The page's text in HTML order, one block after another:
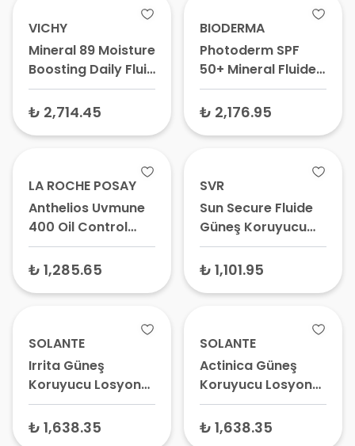
VICHY
Mineral 89 Moisture
Boosting Daily Fluid
SPF 50+ Güneş
Koruyucu
₺ 2,714.45
BIODERMA
Photoderm SPF
50+ Mineral Fluide
Hassas Ciltler için
Güneş Koruyucu
₺ 2,176.95
LA ROCHE POSAY
Anthelios Uvmune
400 Oil Control
Yağlı Karma ve
Hassas Ciltler için
Tinted Fluid Renkli
SPF50+ 50 ml -
Yağlı ve Karma
Ciltler İçin Güneş
Koruyucu Krem,
SPF50+ Güneş
Kremi
₺ 1,285.65
SVR
Sun Secure Fluide
Güneş Koruyucu
Krem Spf50+ 50 ml
₺ 1,101.95
SOLANTE
Irrita Güneş
Koruyucu Losyon
SPF50+ 150 ml –
Hassas ve Kızaran
₺ 1,638.35
SOLANTE
Actinica Güneş
Koruyucu Losyon
SPF50+ 150 ml –
Hassas Ciltler İçin
₺ 1,638.35